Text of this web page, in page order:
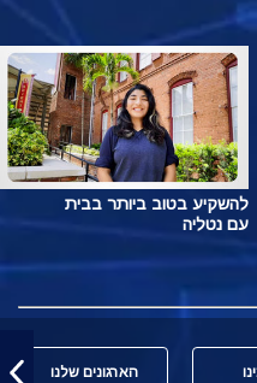
להשקיע בטוב ביותר בבית
עם נטליה
הארגונים שלנו